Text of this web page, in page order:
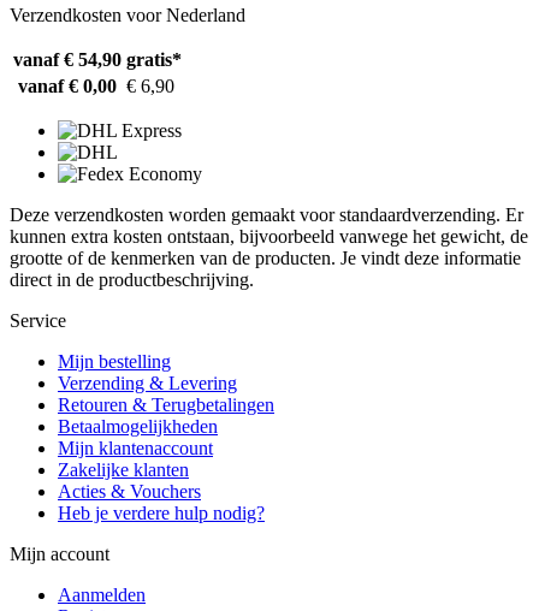
Verzendkosten voor Nederland
vanaf € 54,90 gratis*
vanaf € 0,00 € 6,90
Deze verzendkosten worden gemaakt voor standaardverzending. Er
kunnen extra kosten ontstaan, bijvoorbeeld vanwege het gewicht, de
grootte of de kenmerken van de producten. Je vindt deze informatie
direct in de productbeschrijving.
Service
Mijn bestelling
Verzending & Levering
Retouren & Terugbetalingen
Betaalmogelijkheden
Mijn klantenaccount
Zakelijke klanten
Acties & Vouchers
Heb je verdere hulp nodig?
Mijn account
Aanmelden